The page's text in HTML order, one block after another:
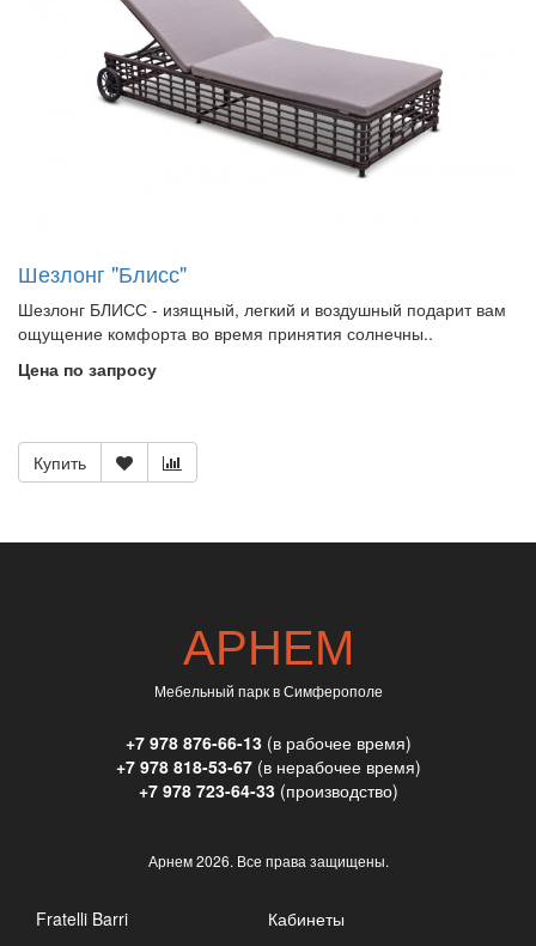
Шезлонг "Блисс"
Шезлонг БЛИСС - изящный, легкий и воздушный подарит вам
ощущение комфорта во время принятия солнечны..
Цена по запросу
Купить
АРНЕМ
Мебельный парк в Симферополе
+7 978 876-66-13(в рабочее время)
+7 978 818-53-67(в нерабочее время)
+7 978 723-64-33(производство)
Арнем2026. Все права защищены.
Fratelli Barri
Кабинеты